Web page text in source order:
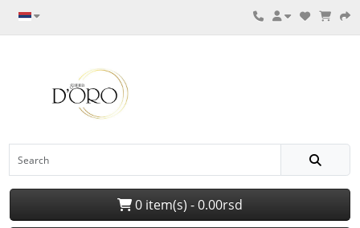
0 item(s) - 0.00rsd